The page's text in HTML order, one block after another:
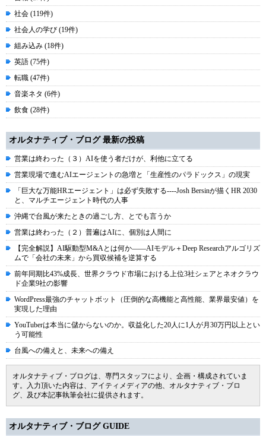
社会 (119件)
社会人の学び (19件)
組み込み (18件)
英語 (75件)
転職 (47件)
音楽ネタ (6件)
飲食 (28件)
オルタナティブ・ブログ 最新の投稿
営業は終わった（３）AIを使う者だけが、利他に立てる
営業現場で進むAIエージェントの急増と「生産性のパラドックス」の現実
「巨大な万能HRエージェント」は必ず失敗する----Josh Bersinが描くHR 2030
と、マルチエージェント時代の人事
沖縄で台風が来たときの過ごし方、とでも言うか
営業は終わった（２）普遍はAIに、個別は人間に
【完全解説】AI駆動型M&Aとは何か――AIモデル＋Deep Researchアルゴリズ
ムで「会社の未来」から買収候補を逆算する
前年同期比43%成長、世界クラウド市場における上位3社シェアとネオクラウ
ド企業9社の影響
WordPress最強のチャットボット（圧倒的な高機能と高性能、業界最安値）を
実現した理由
YouTuberは本当に儲からないのか。収益化した20人に1人が月30万円以上とい
う可能性
台風への備えと、未来への備え
オルタナティブ・ブログは、専門スタッフにより、企画・構成されていま
す。入力頂いた内容は、アイティメディアの他、オルタナティブ・ブロ
グ、及び本記事執筆会社に提供されます。
オルタナティブ・ブログ GUIDE